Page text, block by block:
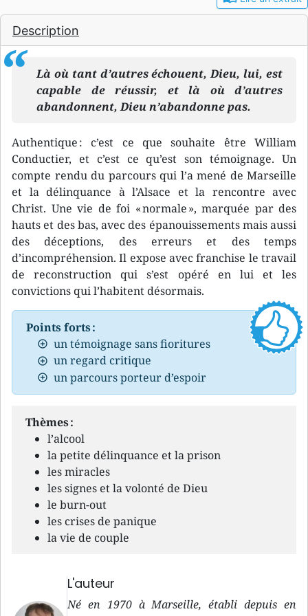
Description
Là où tant d’autres échouent, Dieu, lui, est
capable de réussir, et là où d’autres
abandonnent, Dieu n’abandonne pas.
Authentique : c’est ce que souhaite être William
Conductier, et c’est ce qu’est son témoignage. Un
compte rendu du parcours qui l’a mené de Marseille
et la délinquance à l’Alsace et la rencontre avec
Christ. Une vie de foi « normale », marquée par des
hauts et des bas, avec des épanouissements mais aussi
des déceptions, des erreurs et des temps
d’incompréhension. Il expose avec franchise le travail
de reconstruction qui s’est opéré en lui et les
convictions qui l’habitent désormais.
Points forts :
un témoignage sans fioritures
un regard critique
un parcours porteur d’espoir
Thèmes :
l’alcool
la petite délinquance et la prison
les miracles
les signes et la volonté de Dieu
le burn-out
les crises de panique
la vie de couple
L'auteur
Né en 1970 à Marseille, établi depuis en